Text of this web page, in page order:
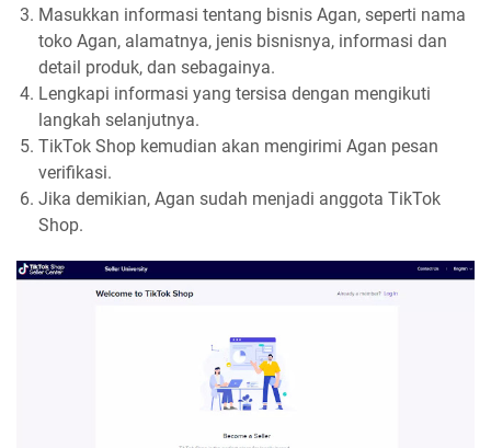
Masukkan informasi tentang bisnis Agan, seperti nama
toko Agan, alamatnya, jenis bisnisnya, informasi dan
detail produk, dan sebagainya.
Lengkapi informasi yang tersisa dengan mengikuti
langkah selanjutnya.
TikTok Shop kemudian akan mengirimi Agan pesan
verifikasi.
Jika demikian, Agan sudah menjadi anggota TikTok
Shop.